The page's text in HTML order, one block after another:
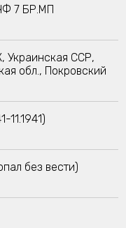
7 БР.МП
Украинская ССР,
обл., Покровский
11.1941)
без вести)